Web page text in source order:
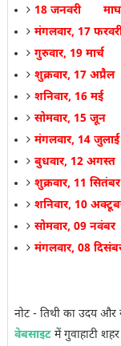
18 जनवरी
मंगलवार, 17
गुरुवार, 19 मार्च
शुक्रवार, 17 अप्रैल
शनिवार, 16 मई
सोमवार, 15 जून
मंगलवार, 14 जुलाई
बुधवार, 12 अगस्त
शुक्रवार, 11 सितंबर
शनिवार, 10
सोमवार, 09 नवंबर
मंगलवार, 08
नोट - तिथी का उदय और
वेबसाइटमें गुवाहाटी